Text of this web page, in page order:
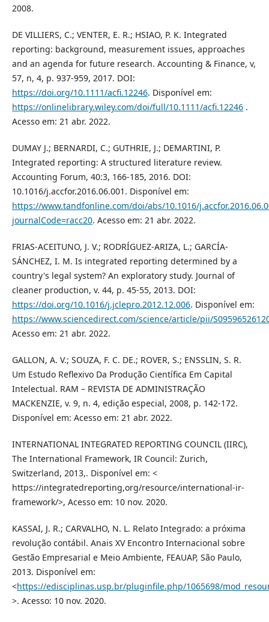
2008.
DE VILLIERS, C.; VENTER, E. R.; HSIAO, P. K. Integrated
reporting: background, measurement issues, approaches
and an agenda for future research. Accounting & Finance, v,
57, n, 4, p. 937-959, 2017. DOI:
https://doi.org/10.1111/acfi.12246. Disponível em:
https://onlinelibrary.wiley.com/doi/full/10.1111/acfi.12246.
Acesso em: 21 abr. 2022.
DUMAY J.; BERNARDI, C.; GUTHRIE, J.; DEMARTINI, P.
Integrated reporting: A structured literature review.
Accounting Forum, 40:3, 166-185, 2016. DOI:
10.1016/j.accfor.2016.06.001. Disponível em:
https://www.tandfonline.com/doi/abs/10.1016/
journalCode=racc20. Acesso em: 21 abr. 2022.
FRIAS-ACEITUNO, J. V.; RODRÍGUEZ-ARIZA, L.; GARCÍA-
SÁNCHEZ, I. M. Is integrated reporting determined by a
country's legal system? An exploratory study. Journal of
cleaner production, v. 44, p. 45-55, 2013. DOI:
https://doi.org/10.1016/j.jclepro.2012.12.006. Disponível em:
https://www.sciencedirect.com/science/article/pii/
Acesso em: 21 abr. 2022.
GALLON, A. V.; SOUZA, F. C. DE.; ROVER, S.; ENSSLIN, S. R.
Um Estudo Reflexivo Da Produção Científica Em Capital
Intelectual. RAM – REVISTA DE ADMINISTRAÇÃO
MACKENZIE, v. 9, n. 4, edição especial, 2008, p. 142-172.
Disponível em: Acesso em: 21 abr. 2022.
INTERNATIONAL INTEGRATED REPORTING COUNCIL (IIRC),
The International Framework, IR Council: Zurich,
Switzerland, 2013,. Disponível em: <
https://integratedreporting,org/resource/international-ir-
framework/>, Acesso em: 10 nov. 2020.
KASSAI, J. R.; CARVALHO, N. L. Relato Integrado: a próxima
revolução contábil. Anais XV Encontro Internacional sobre
Gestão Empresarial e Meio Ambiente, FEAUAP, São Paulo,
2013. Disponível em:
<https://edisciplinas.usp.br/pluginfile.php/1065698/
>. Acesso: 10 nov. 2020.